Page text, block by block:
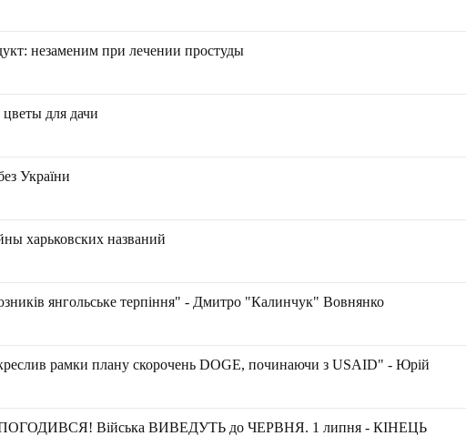
незаменим при лечении простуды
для дачи
України
харьковских названий
янгольське терпіння" - Дмитро "Калинчук" Вовнянко
рамки плану скорочень DOGE, починаючи з USAID" - Юрій
ПОГОДИВСЯ! Війська ВИВЕДУТЬ до ЧЕРВНЯ. 1 липня - КІНЕЦЬ